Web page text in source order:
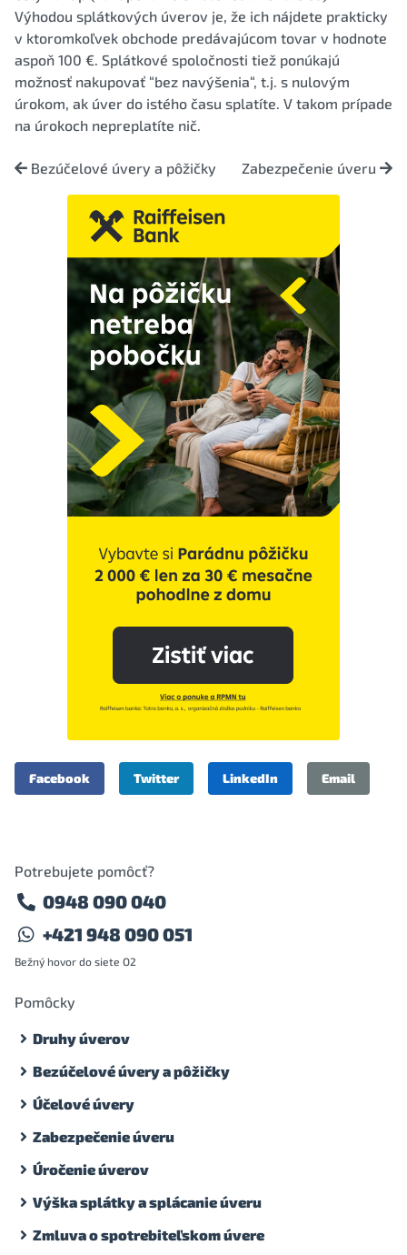
Výhodou splátkových úverov je, že ich nájdete prakticky
v ktoromkoľvek obchode predávajúcom tovar v hodnote
aspoň 100 €. Splátkové spoločnosti tiež ponúkajú
možnosť nakupovať “bez navýšenia“, t.j. s nulovým
úrokom, ak úver do istého času splatíte. V takom prípade
na úrokoch nepreplatíte nič.
Bezúčelové úvery a pôžičky Zabezpečenie úveru
Facebook Twitter LinkedIn Email
Potrebujete pomôcť?
0948 090 040
+421 948 090 051
Bežný hovor do siete O2
Pomôcky
Druhy úverov
Bezúčelové úvery a pôžičky
Účelové úvery
Zabezpečenie úveru
Úročenie úverov
Výška splátky a splácanie úveru
Zmluva o spotrebiteľskom úvere